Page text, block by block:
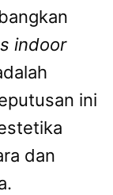
indoor
ini
dan